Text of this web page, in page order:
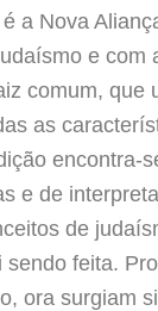
a Nova
e com
comum, que
as
encontra-
e de
de
feita.
ora surgiam